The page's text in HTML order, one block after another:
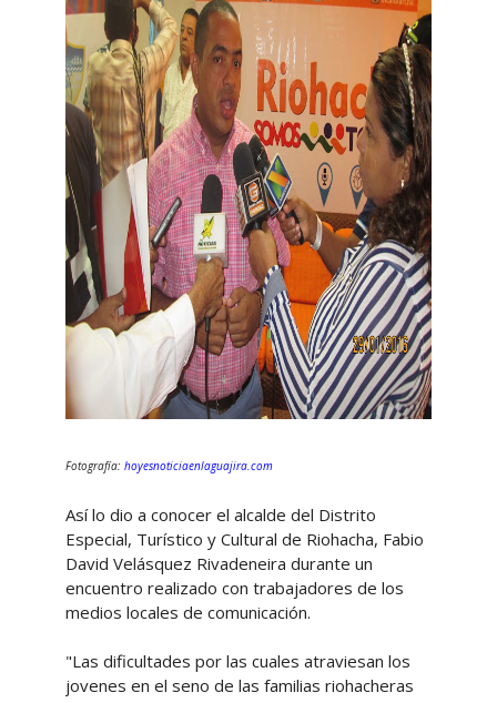
Fotografía: hoyesnoticiaenlaguajira.com
Así lo dio a conocer el alcalde del Distrito
Especial, Turístico y Cultural de Riohacha, Fabio
David Velásquez Rivadeneira durante un
encuentro realizado con trabajadores de los
medios locales de comunicación.
"Las dificultades por las cuales atraviesan los
jovenes en el seno de las familias riohacheras